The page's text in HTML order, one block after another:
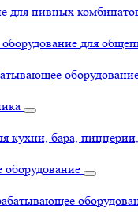
для пивных
для
кухни, бара,